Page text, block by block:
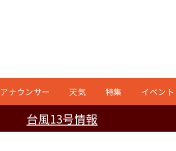
アナウンサー 天気 特集 イベント
台風13号情報